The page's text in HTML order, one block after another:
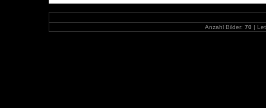
Anzahl Bilder: 70 |